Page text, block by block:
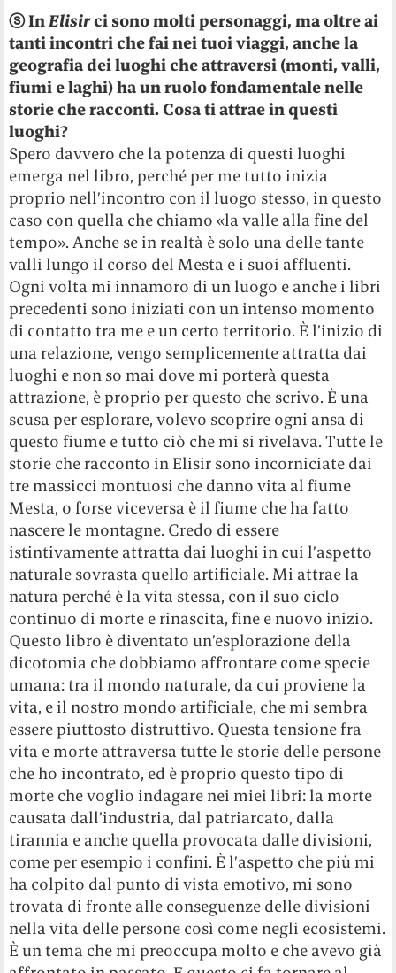
ⓢInElisirci sono molti personaggi, ma oltre ai
tanti incontri che fai nei tuoi viaggi, anche la
geografia dei luoghi che attraversi (monti, valli,
fiumi e laghi) ha un ruolo fondamentale nelle
storie che racconti. Cosa ti attrae in questi
luoghi?
Spero davvero che la potenza di questi luoghi
emerga nel libro, perché per me tutto inizia
proprio nell’incontro con il luogo stesso, in questo
caso con quella che chiamo «la valle alla fine del
tempo». Anche se in realtà è solo una delle tante
valli lungo il corso del Mesta e i suoi affluenti.
Ogni volta mi innamoro di un luogo e anche i libri
precedenti sono iniziati con un intenso momento
di contatto tra me e un certo territorio. È l’inizio di
una relazione, vengo semplicemente attratta dai
luoghi e non so mai dove mi porterà questa
attrazione, è proprio per questo che scrivo. È una
scusa per esplorare, volevo scoprire ogni ansa di
questo fiume e tutto ciò che mi si rivelava. Tutte le
storie che racconto in Elisir sono incorniciate dai
tre massicci montuosi che danno vita al fiume
Mesta, o forse viceversa è il fiume che ha fatto
nascere le montagne. Credo di essere
istintivamente attratta dai luoghi in cui l’aspetto
naturale sovrasta quello artificiale. Mi attrae la
natura perché è la vita stessa, con il suo ciclo
continuo di morte e rinascita, fine e nuovo inizio.
Questo libro è diventato un’esplorazione della
dicotomia che dobbiamo affrontare come specie
umana: tra il mondo naturale, da cui proviene la
vita, e il nostro mondo artificiale, che mi sembra
essere piuttosto distruttivo. Questa tensione fra
vita e morte attraversa tutte le storie delle persone
che ho incontrato, ed è proprio questo tipo di
morte che voglio indagare nei miei libri: la morte
causata dall’industria, dal patriarcato, dalla
tirannia e anche quella provocata dalle divisioni,
come per esempio i confini. È l’aspetto che più mi
ha colpito dal punto di vista emotivo, mi sono
trovata di fronte alle conseguenze delle divisioni
nella vita delle persone così come negli ecosistemi.
È un tema che mi preoccupa molto e che avevo già